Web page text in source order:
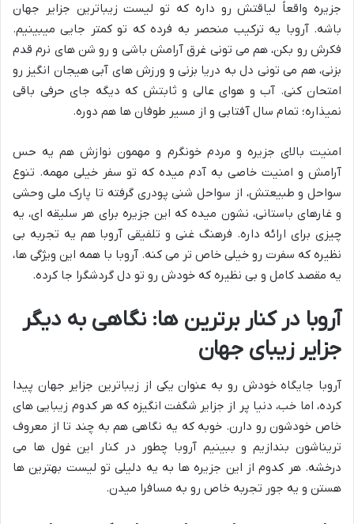
جزیره واقعاً لیاقتش رو داره که تو لیست زیباترین جزایر جهان
باشه. آروبا یه ترکیب منحصر به فرده که تو کمتر جایی میبینیم.
فکرش رو بکن، هم می تونی غرق آرامش باشی و رو شن های نرم قدم
بزنی، هم می تونی دل به دریا بزنی و ورزش های آبی هیجان انگیز رو
امتحان کنی. آب و هوای عالی و ثابتش که دیگه جای حرفی باقی
نمیذاره؛ تمام سال آفتابی و از مسیر طوفان ها هم دوره.
امنیت بالای جزیره و مردم خونگرم و مهمون نوازش هم یه حس
آرامش و امنیت خاصی به آدم میده که تو سفر خیلی مهمه. تنوع
سواحل و طبیعتش، از سواحل شنی پودری گرفته تا پارک ملی وحشی
و غارهای باستانی، نشون میده که این جزیره برای هر سلیقه ای، یه
چیزی برای ارائه داره. فرهنگ غنی و تلفیقی آروبا هم یه تجربه بی
نظیره که سفرت رو خیلی خاص تر می کنه. آروبا با همه این ویژگی ها،
یه مقصد کامل و بی نظیره که خودش رو تو دل گردشگرا جا کرده.
آروبا در کنار برترین ها: نگاهی به دیگر
جزایر زیبای جهان
آروبا جایگاه خودش رو به عنوان یکی از زیباترین جزایر جهان پیدا
کرده، اما خب، دنیا پر از جزایر شگفت انگیزه که هر کدوم زیبایی های
خاص خودشون رو دارن. خوبه که یه نگاهی هم به چند تا از معروف
تریناشون بندازیم و ببینیم آروبا چطور در کنار این غول ها می
درخشه. هر کدوم از این جزیره ها به یه دلیلی تو لیست بهترین ها
هستن و یه جور تجربه خاص رو به مسافرا میدن.